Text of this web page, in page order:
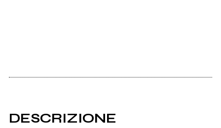
DESCRIZIONE